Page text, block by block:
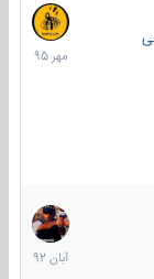
27
مهر
1395
22
آبان
1392